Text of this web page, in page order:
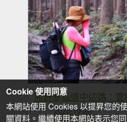
2025-10-28
Cookie 使用同意
本網站使用 Cookies 以提昇您的
關資料。繼續使用本網站表示您